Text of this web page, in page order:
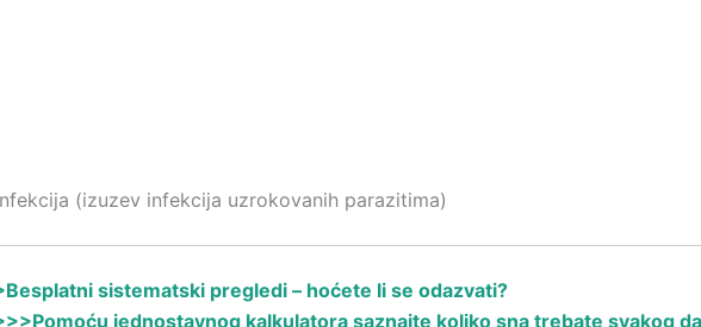
(izuzev infekcija uzrokovanih parazitima)
sistematski pregledi – hoćete li se odazvati?
jednostavnog kalkulatora saznajte koliko sna trebate svakog